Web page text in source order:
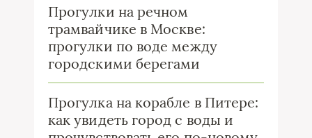
Прогулки на речном
трамвайчике в Москве:
прогулки по воде между
городскими берегами
Прогулка на корабле в Питере:
как увидеть город с воды и